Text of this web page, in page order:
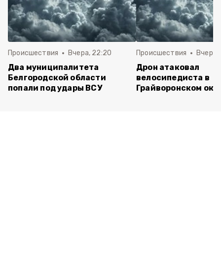
Происшествия Вчера, 22:20
Два муниципалитета
Белгородской области
попали под удары ВСУ
Происшествия Вчера,
Дрон атаковал
велосипедиста в
Грайворонском